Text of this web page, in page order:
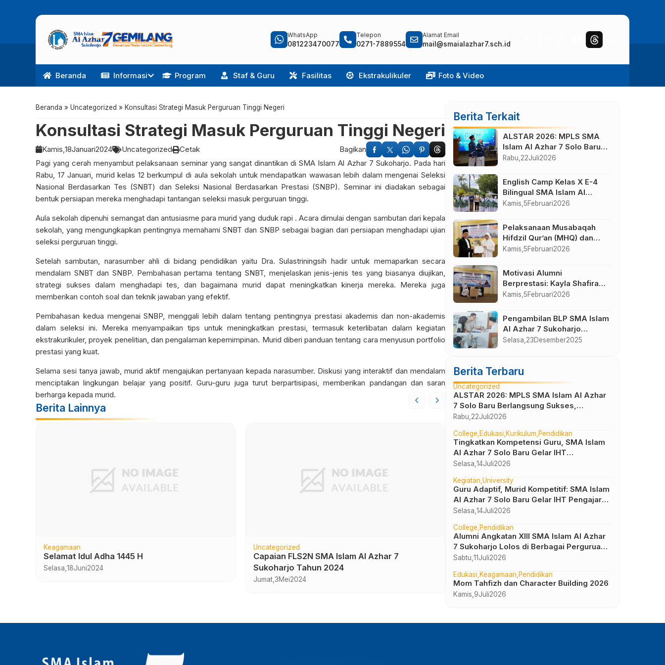
WhatsApp
081223470077
Telepon
0271-7889554
Alamat Email
mail@smaialazhar7.sch.id
Beranda Informasi Program Staf & Guru Fasilitas Ekstrakulikuler Foto & Video
Beranda » Uncategorized » Konsultasi Strategi Masuk Perguruan Tinggi Negeri
Konsultasi Strategi Masuk Perguruan Tinggi Negeri
Kamis,18Januari2024 Uncategorized Cetak
Bagikan
Pagi yang cerah menyambut pelaksanaan seminar yang sangat dinantikan di SMA Islam Al Azhar 7 Sukoharjo. Pada hari
Rabu, 17 Januari, murid kelas 12 berkumpul di aula sekolah untuk mendapatkan wawasan lebih dalam mengenai Seleksi
Nasional Berdasarkan Tes (SNBT) dan Seleksi Nasional Berdasarkan Prestasi (SNBP). Seminar ini diadakan sebagai
bentuk persiapan mereka menghadapi tantangan seleksi masuk perguruan tinggi.
Aula sekolah dipenuhi semangat dan antusiasme para murid yang duduk rapi . Acara dimulai dengan sambutan dari kepala
sekolah, yang mengungkapkan pentingnya memahami SNBT dan SNBP sebagai bagian dari persiapan menghadapi ujian
seleksi perguruan tinggi.
Setelah sambutan, narasumber ahli di bidang pendidikan yaitu Dra. Sulastriningsih hadir untuk memaparkan secara
mendalam SNBT dan SNBP. Pembahasan pertama tentang SNBT, menjelaskan jenis-jenis tes yang biasanya diujikan,
strategi sukses dalam menghadapi tes, dan bagaimana murid dapat meningkatkan kinerja mereka. Mereka juga
memberikan contoh soal dan teknik jawaban yang efektif.
Pembahasan kedua mengenai SNBP, menggali lebih dalam tentang pentingnya prestasi akademis dan non-akademis
dalam seleksi ini. Mereka menyampaikan tips untuk meningkatkan prestasi, termasuk keterlibatan dalam kegiatan
ekstrakurikuler, proyek penelitian, dan pengalaman kepemimpinan. Murid diberi panduan tentang cara menyusun portfolio
prestasi yang kuat.
Selama sesi tanya jawab, murid aktif mengajukan pertanyaan kepada narasumber. Diskusi yang interaktif dan mendalam
menciptakan lingkungan belajar yang positif. Guru-guru juga turut berpartisipasi, memberikan pandangan dan saran
berharga kepada murid.
Berita Lainnya
Keagamaan
Selamat Idul Adha 1445 H
Selasa, 18Juni2024
Uncategorized
Capaian FLS2N SMA Islam Al Azhar 7
Sukoharjo Tahun 2024
Jumat, 3Mei2024
Uncategorized
In House Training (IHT) Kelas Digital SMA
Kamis,18Juli2024
Berita Terkait
ALSTAR 2026: MPLS SMA
Islam Al Azhar 7 Solo Baru
Berlangsung Sukses,
Peserta Didik yang
Berkarakter
Rabu, 22Juli2026
English Camp Kelas X E-4
Bilingual SMA Islam Al
Azhar 7 di Desa Wisata
Magelang
Kamis, 5Februari2026
Pelaksanaan Musabaqah
Hifdzil Qur’an (MHQ) dan
Kajian PHBI Isra Mi’raj SMA
Kamis, 5Februari2026
Motivasi Alumni
Berprestasi: Kayla Shafira
Hafidz Tembus NUS
Kamis, 5Februari2026
Pengambilan BLP SMA Islam
Al Azhar 7 Sukoharjo
Semester Gasal Tahun
Selasa, 23Desember2025
Berita Terbaru
Uncategorized
ALSTAR 2026: MPLS SMA Islam Al Azhar
7 Solo Baru Berlangsung Sukses,
Wujudkan Awal Perjalanan Peserta Didik
Rabu, 22Juli2026
College Edukasi Kurikulum Pendidikan
Tingkatkan Kompetensi Guru, SMA Islam
Al Azhar 7 Solo Baru Gelar IHT
Pembelajaran Bilingual
Selasa, 14Juli2026
Kegiatan University
Guru Adaptif, Murid Kompetitif: SMA Islam
Al Azhar 7 Solo Baru Gelar IHT Pengajar
UTBK 2026
Selasa, 14Juli2026
College Pendidikan
Alumni Angkatan XIII SMA Islam Al Azhar
7 Sukoharjo Lolos di Berbagai Perguruan
Tinggi Negeri dan Luar Negeri
Sabtu, 11Juli2026
Edukasi Keagamaan Pendidikan
Mom Tahfizh dan Character Building 2026
Kamis, 9Juli2026